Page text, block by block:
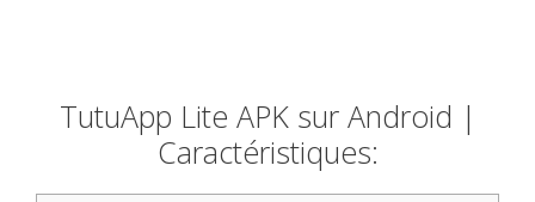
TutuApp Lite APK sur Android |
Caractéristiques: